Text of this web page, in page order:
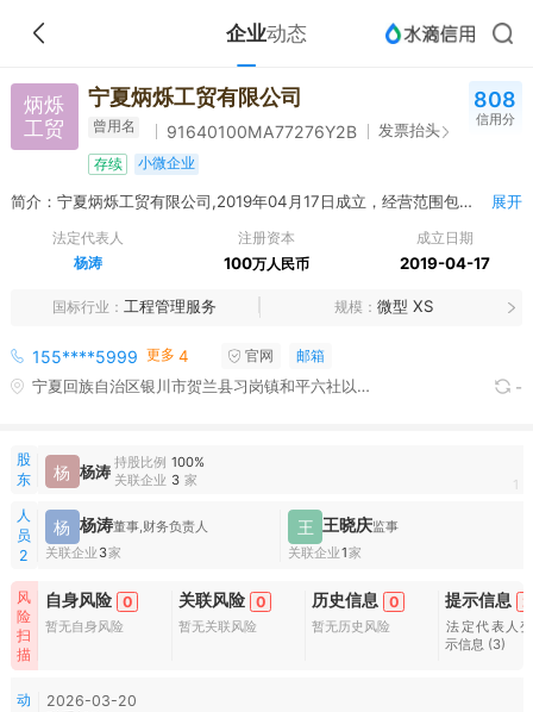
企业动态
炳烁
工贸
宁夏炳烁工贸有限公司
曾用名 91640100MA77276Y2B 发票抬头
存续 小微企业
808
信用分
简介：宁夏炳烁工贸有限公司,2019年04月17日成立，经营范围包括一般项目：建筑材料销售；建筑装饰材料销售；门窗销售；五金产品零售；电线、电缆经营；保温材料销售；机械零件、零部件销售；建筑防水卷材产品销售；建筑用金属配件销售；金属制品销售；轻质建筑材料销售；防腐材料销售；阀门和旋塞销售；风机、风扇销售；密封用填料销售；建筑砌块销售；金属结构销售；涂料销售（不含危险化学品）；隔热和隔音材料销售；塑料制品销售；模具销售；建筑工程用机械销售；机械设备销售；建筑用钢筋产品销售；石棉制品销售；高品质特种钢铁材料销售；工程管理服务；石灰和石膏销售；消防器材销售；安防设备销售；照明器具销售；水泥制品销售；石棉水泥制品销售；砼结构构件销售；橡胶制品销售；泵及真空设备销售；电气设备销售；机械电气设备销售；劳动保护用品销售；非金属矿及制品销售；金属材料销售；环境保护专用设备销售；合成材料销售；高品质合成橡胶销售；耐火材料销售；高性能纤维及复合材料销售；劳务服务（不含劳务派遣）。（除依法须经批准的项目外，凭营业执照依法自主开展经营活动） 展开
法定代表人
杨涛
注册资本
100万人民币
成立日期
2019-04-17
国标行业 工程管理服务 规模 微型 XS
155****5999 更多 4 官网 邮箱
宁夏回族自治区银川市贺兰县习岗镇和平六社以北祥和家苑S-6商业楼105号房 -
股
东
杨 杨涛 持股比例 100%
关联企业 3 家 1
人
员
2
杨 杨涛董事,财务负责人
关联企业 3家
王 王晓庆监事
关联企业1家
风
险
扫
描
自身风险 0
暂无自身风险
关联风险 0
暂无关联风险
历史信息 0
暂无历史风险
提示信息
法定代表人
示信息 (3)
动
2026-03-20